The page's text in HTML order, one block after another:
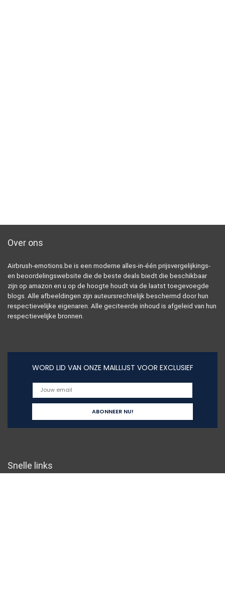
Over ons
Airbrush-emotions.be is een moderne alles-in-één prijsvergelijkings-
en beoordelingswebsite die de beste deals biedt die beschikbaar
zijn op amazon en u op de hoogte houdt via de laatst toegevoegde
blogs. Alle afbeeldingen zijn auteursrechtelijk beschermd door hun
respectievelijke eigenaren. Alle geciteerde inhoud is afgeleid van hun
respectievelijke bronnen.
WORD LID VAN ONZE MAILLIJST VOOR EXCLUSIEF
Snelle links